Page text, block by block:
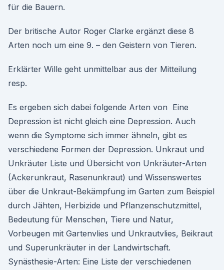
für die Bauern.
Der britische Autor Roger Clarke ergänzt diese 8
Arten noch um eine 9. – den Geistern von Tieren.
Erklärter Wille geht unmittelbar aus der Mitteilung
resp.
Es ergeben sich dabei folgende Arten von Eine
Depression ist nicht gleich eine Depression. Auch
wenn die Symptome sich immer ähneln, gibt es
verschiedene Formen der Depression. Unkraut und
Unkräuter Liste und Übersicht von Unkräuter-Arten
(Ackerunkraut, Rasenunkraut) und Wissenswertes
über die Unkraut-Bekämpfung im Garten zum Beispiel
durch Jähten, Herbizide und Pflanzenschutzmittel,
Bedeutung für Menschen, Tiere und Natur,
Vorbeugen mit Gartenvlies und Unkrautvlies, Beikraut
und Superunkräuter in der Landwirtschaft.
Synästhesie-Arten: Eine Liste der verschiedenen